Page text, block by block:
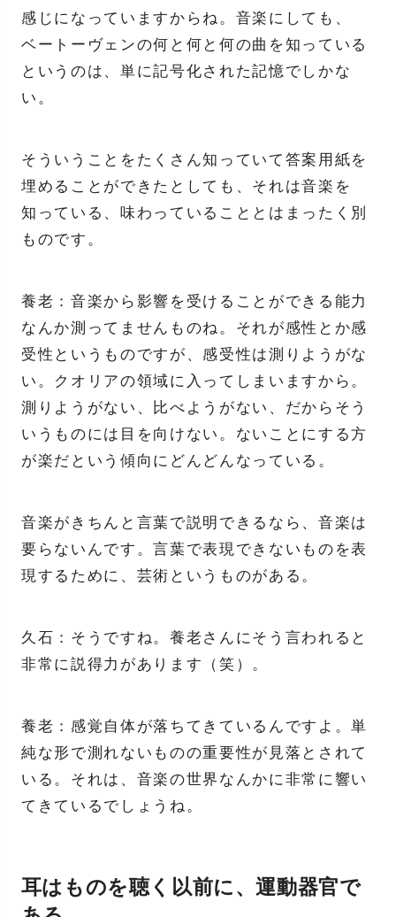
感じになっていますからね。音楽にしても、
ベートーヴェンの何と何と何の曲を知っている
というのは、単に記号化された記憶でしかな
い。
そういうことをたくさん知っていて答案用紙を
埋めることができたとしても、それは音楽を
知っている、味わっていることとはまったく別
ものです。
養老：音楽から影響を受けることができる能力
なんか測ってませんものね。それが感性とか感
受性というものですが、感受性は測りようがな
い。クオリアの領域に入ってしまいますから。
測りようがない、比べようがない、だからそう
いうものには目を向けない。ないことにする方
が楽だという傾向にどんどんなっている。
音楽がきちんと言葉で説明できるなら、音楽は
要らないんです。言葉で表現できないものを表
現するために、芸術というものがある。
久石：そうですね。養老さんにそう言われると
非常に説得力があります（笑）。
養老：感覚自体が落ちてきているんですよ。単
純な形で測れないものの重要性が見落とされて
いる。それは、音楽の世界なんかに非常に響い
てきているでしょうね。
耳はものを聴く以前に、運動器官で